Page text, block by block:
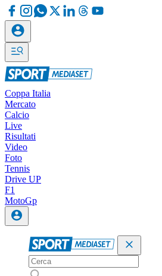
Coppa Italia
Mercato
Calcio
Live
Risultati
Video
Foto
Tennis
Drive UP
F1
MotoGp